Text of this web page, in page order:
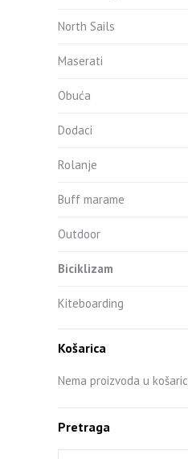
North Sails
Maserati
Obuća
Dodaci
Rolanje
Buff marame
Outdoor
Biciklizam
Kiteboarding
Košarica
Nema proizvoda u
Pretraga